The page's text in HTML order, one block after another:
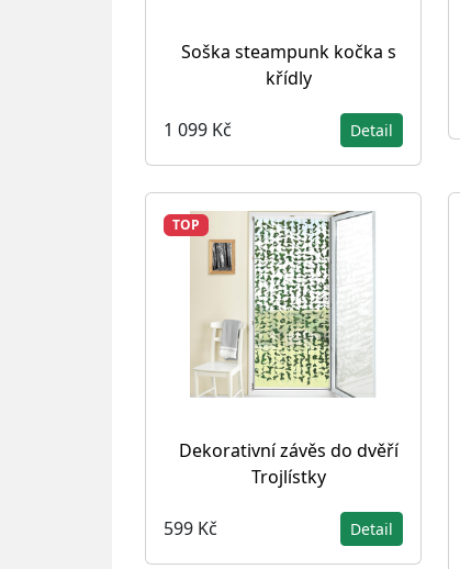
Soška steampunk kočka s
křídly
1 099 Kč Detail
TOP
Dekorativní závěs do dvěří
Trojlístky
599 Kč Detail